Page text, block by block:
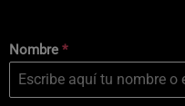
Nombre *